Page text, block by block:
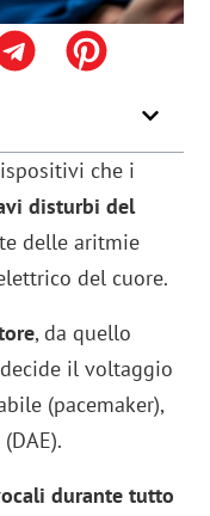
che i
disturbi del
delle aritmie
del cuore.
, da quello
decide il voltaggio
(pacemaker),
durante tutto